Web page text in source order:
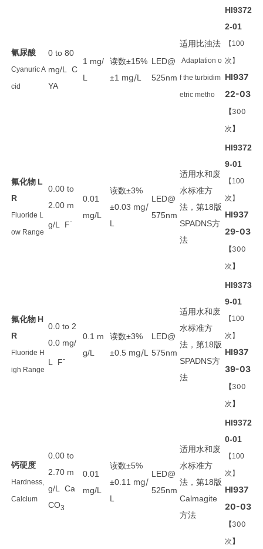
氰尿酸
Cyanuric A
cid
0 to 80
mg/L C
YA
1 mg/
L
读数±15%
±1 mg/L
LED@
525nm
适用比浊法
Adaptation o
f the turbidim
etric metho
HI9372
2-01
【100
次】
HI937
22-03
【300
次】
氟化物 L
R
Fluoride L
ow Range
0.00 to
2.00 m
g/L F-
0.01
mg/L
读数±3%
±0.03 mg/
L
LED@
575nm
适用水和废
水标准方
法 ， 第18版
SPADNS方
法
HI9372
9-01
【100
次】
HI937
29-03
【300
次】
氟化物 H
R
Fluoride H
igh Range
0.0 to 2
0.0 mg/
L F-
0.1 m
g/L
读数±3%
±0.5 mg/L
LED@
575nm
适用水和废
水标准方
法 ， 第18版
SPADNS方
法
HI9373
9-01
【100
次】
HI937
39-03
【300
次】
钙硬度
Hardness,
Calcium
0.00 to
2.70 m
g/L Ca
CO3
0.01
mg/L
读数±5%
±0.11 mg/
L
LED@
525nm
适用水和废
水标准方
法 ， 第18版
Calmagite
方法
HI9372
0-01
【100
次】
HI937
20-03
【300
次】